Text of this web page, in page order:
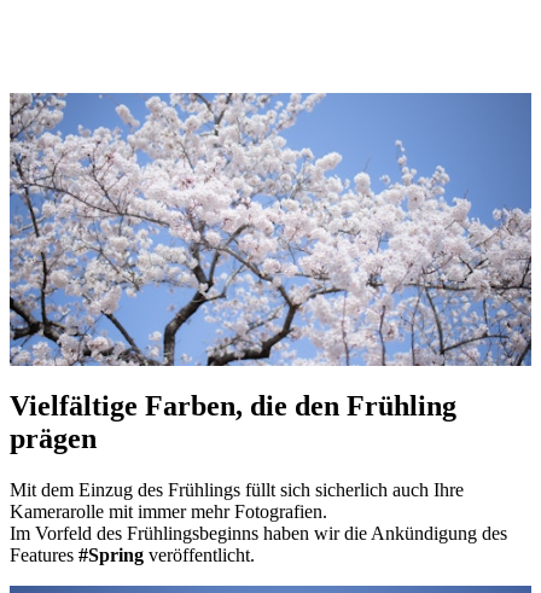
Vielfältige Farben, die den Frühling
prägen
Mit dem Einzug des Frühlings füllt sich sicherlich auch Ihre
Kamerarolle mit immer mehr Fotografien.
Im Vorfeld des Frühlingsbeginns haben wir die Ankündigung des
Features #Spring veröffentlicht.